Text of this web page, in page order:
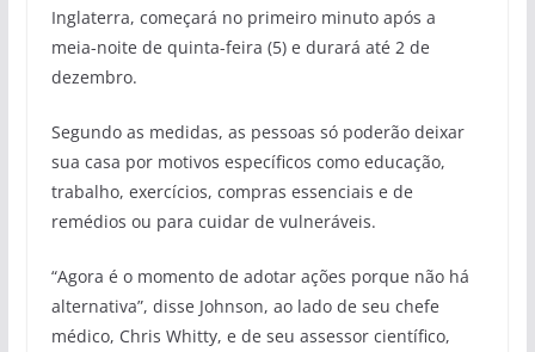
Inglaterra, começará no primeiro minuto após a
meia-noite de quinta-feira (5) e durará até 2 de
dezembro.
Segundo as medidas, as pessoas só poderão deixar
sua casa por motivos específicos como educação,
trabalho, exercícios, compras essenciais e de
remédios ou para cuidar de vulneráveis.
“Agora é o momento de adotar ações porque não há
alternativa”, disse Johnson, ao lado de seu chefe
médico, Chris Whitty, e de seu assessor científico,